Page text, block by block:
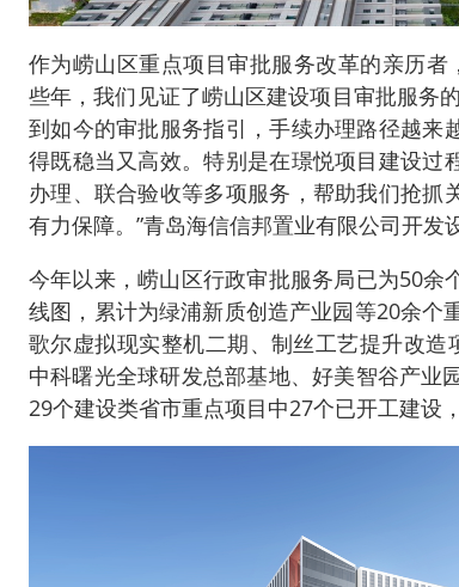
作为崂山区重点项目审批服务改革的亲历者
些年，我们见证了崂山区建设项目审批服务
到如今的审批服务指引，手续办理路径越来
得既稳当又高效。特别是在璟悦项目建设过
办理、联合验收等多项服务，帮助我们抢抓
有力保障。”青岛海信信邦置业有限公司开发
今年以来，崂山区行政审批服务局已为50余
线图，累计为绿浦新质创造产业园等20余个
歌尔虚拟现实整机二期、制丝工艺提升改造
中科曙光全球研发总部基地、好美智谷产业
29个建设类省市重点项目中27个已开工建设